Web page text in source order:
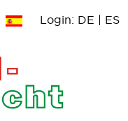
Login: DE | ES